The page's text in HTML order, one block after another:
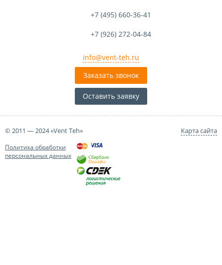
+7 (495) 660-36-41
+7 (926) 272-04-84
info@vent-teh.ru
Заказать звонок
Оставить заявку
© 2011 — 2024 «Vent Teh» Карта сайта
Политика обработки
персональных данных